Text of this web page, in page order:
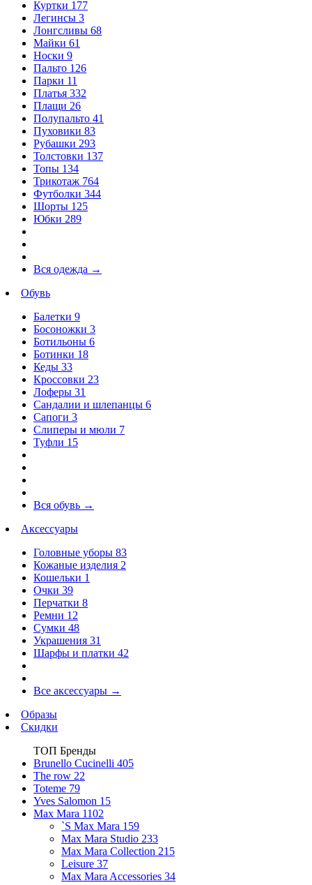
Куртки 177
Легинсы 3
Лонгсливы 68
Майки 61
Носки 9
Пальто 126
Парки 11
Платья 332
Плащи 26
Полупальто 41
Пуховики 83
Рубашки 293
Толстовки 137
Топы 134
Трикотаж 764
Футболки 344
Шорты 125
Юбки 289
Вся одежда →
Обувь
Балетки 9
Босоножки 3
Ботильоны 6
Ботинки 18
Кеды 33
Кроссовки 23
Лоферы 31
Сандалии и шлепанцы 6
Сапоги 3
Слиперы и мюли 7
Туфли 15
Вся обувь →
Аксессуары
Головные уборы 83
Кожаные изделия 2
Кошельки 1
Очки 39
Перчатки 8
Ремни 12
Сумки 48
Украшения 31
Шарфы и платки 42
Все аксессуары →
Образы
Скидки
ТОП Бренды
Brunello Cucinelli 405
The row 22
Toteme 79
Yves Salomon 15
Max Mara 1102
`S Max Mara 159
Max Mara Studio 233
Max Mara Collection 215
Leisure 37
Max Mara Accessories 34